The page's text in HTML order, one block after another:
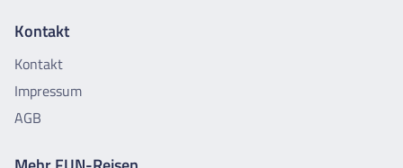
Kontakt
Kontakt
Impressum
AGB